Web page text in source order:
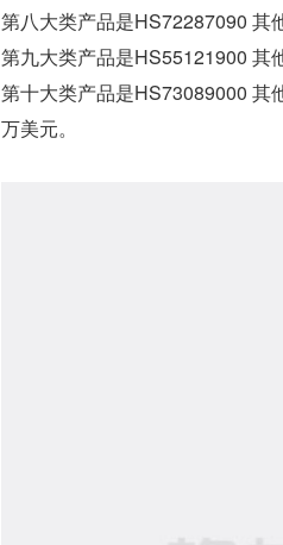
第八大类产品是HS72287090 其
第九大类产品是HS55121900 其
第十大类产品是HS73089000 其
万美元。